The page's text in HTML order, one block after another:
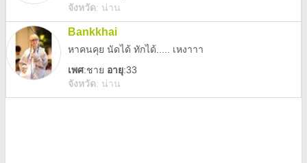
จังหวัด: น่าน
Bankkhai
หาคนคุย นัดได้ ทักได้..... เหงาาา
เพศ:ชาย อายุ:33
จังหวัด: น่าน